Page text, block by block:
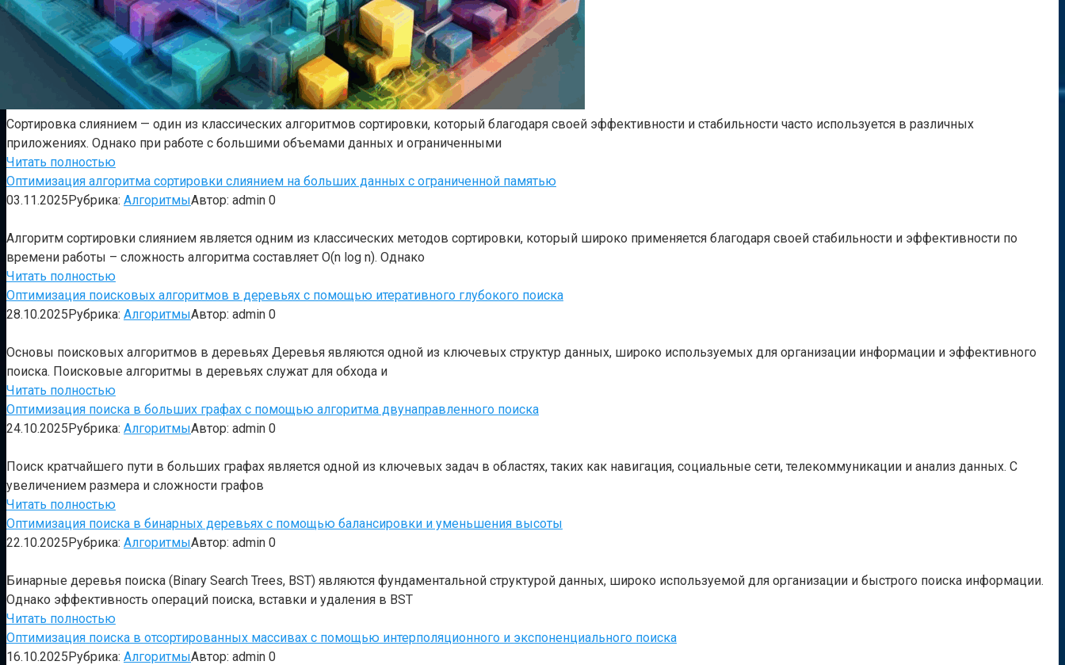
Сортировка слиянием — один из классических алгоритмов сортировки, который благодаря своей эффективности и стабильности часто используется в различных
приложениях. Однако при работе с большими объемами данных и ограниченными
Читать полностью
Оптимизация алгоритма сортировки слиянием на больших данных с ограниченной памятью
03.11.2025Рубрика: АлгоритмыАвтор: admin 0
Алгоритм сортировки слиянием является одним из классических методов сортировки, который широко применяется благодаря своей стабильности и эффективности по
времени работы – сложность алгоритма составляет O(n log n). Однако
Читать полностью
Оптимизация поисковых алгоритмов в деревьях с помощью итеративного глубокого поиска
28.10.2025Рубрика: АлгоритмыАвтор: admin 0
Основы поисковых алгоритмов в деревьях Деревья являются одной из ключевых структур данных, широко используемых для организации информации и эффективного
поиска. Поисковые алгоритмы в деревьях служат для обхода и
Читать полностью
Оптимизация поиска в больших графах с помощью алгоритма двунаправленного поиска
24.10.2025Рубрика: АлгоритмыАвтор: admin 0
Поиск кратчайшего пути в больших графах является одной из ключевых задач в областях, таких как навигация, социальные сети, телекоммуникации и анализ данных. С
увеличением размера и сложности графов
Читать полностью
Оптимизация поиска в бинарных деревьях с помощью балансировки и уменьшения высоты
22.10.2025Рубрика: АлгоритмыАвтор: admin 0
Бинарные деревья поиска (Binary Search Trees, BST) являются фундаментальной структурой данных, широко используемой для организации и быстрого поиска информации.
Однако эффективность операций поиска, вставки и удаления в BST
Читать полностью
Оптимизация поиска в отсортированных массивах с помощью интерполяционного и экспоненциального поиска
16.10.2025Рубрика: АлгоритмыАвтор: admin 0